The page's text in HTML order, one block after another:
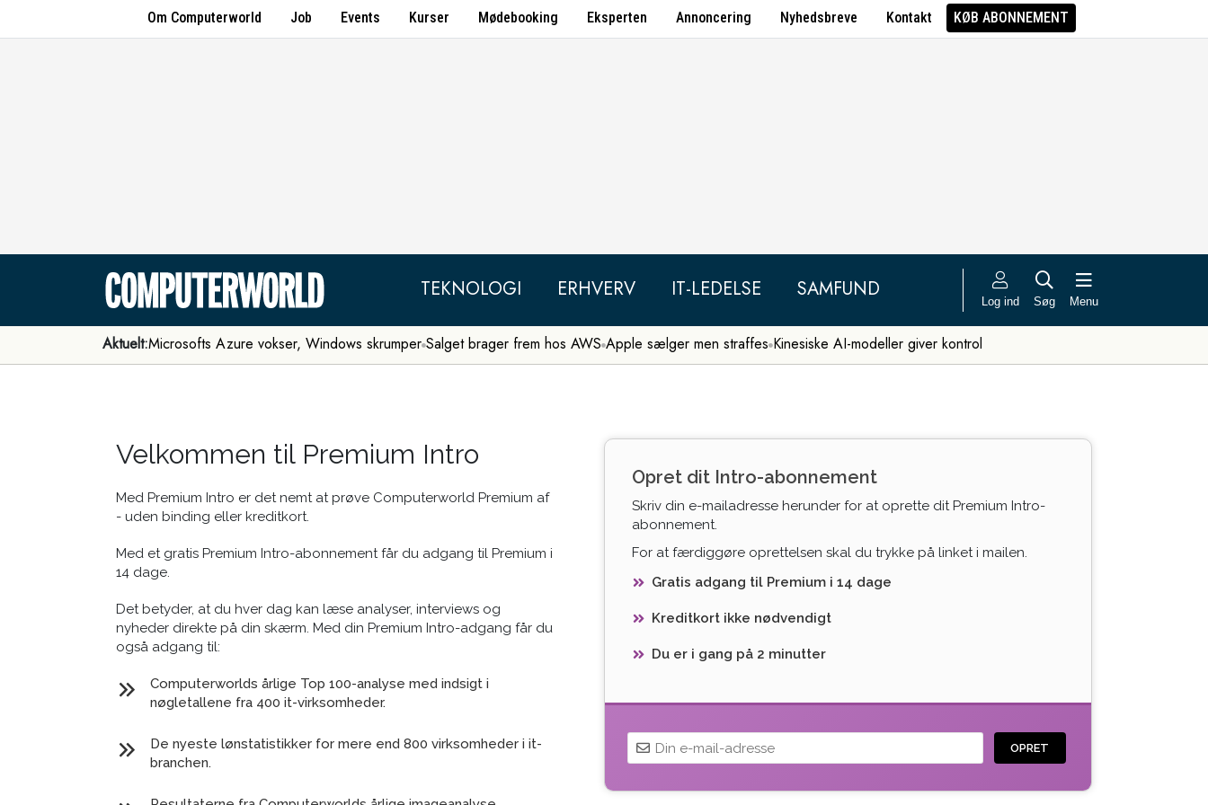
Om Computerworld Job Events Kurser Mødebooking Eksperten Annoncering Nyhedsbreve Kontakt KØB ABONNEMENT
TEKNOLOGI ERHVERV IT-LEDELSE SAMFUND Log ind Søg Menu
Aktuelt:Microsofts Azure vokser, Windows skrumper Salget brager frem hos AWS Apple sælger men straffes Kinesiske AI-modeller giver kontrol
Velkommen til Premium Intro
Med Premium Intro er det nemt at prøve Computerworld Premium af
- uden binding eller kreditkort.
Med et gratis Premium Intro-abonnement får du adgang til Premium i
14 dage.
Det betyder, at du hver dag kan læse analyser, interviews og
nyheder direkte på din skærm. Med din Premium Intro-adgang får du
også adgang til:
Computerworlds årlige Top 100-analyse med indsigt i
nøgletallene fra 400 it-virksomheder.
De nyeste lønstatistikker for mere end 800 virksomheder i it-
branchen.
Opret dit Intro-abonnement
Skriv din e-mailadresse herunder for at oprette dit Premium Intro-
abonnement.
For at færdiggøre oprettelsen skal du trykke på linket i mailen.
Gratis adgang til Premium i 14 dage
Kreditkort ikke nødvendigt
Du er i gang på 2 minutter
OPRET